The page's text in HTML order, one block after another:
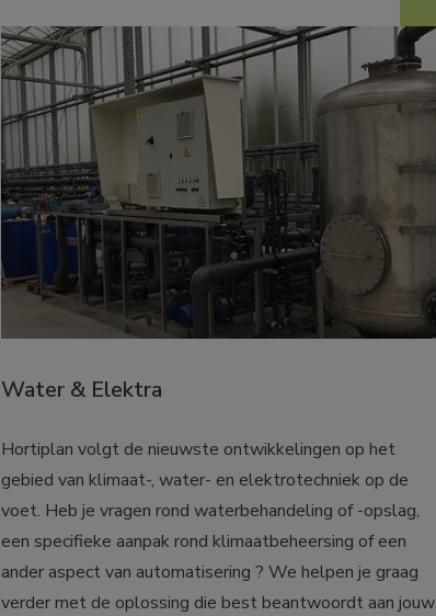
Water & Elektra
Hortiplan volgt de nieuwste ontwikkelingen op het
gebied van klimaat-, water- en elektrotechniek op de
voet. Heb je vragen rond waterbehandeling of -opslag,
een specifieke aanpak rond klimaatbeheersing of een
ander aspect van automatisering ? We helpen je graag
verder met de oplossing die best beantwoordt aan jouw